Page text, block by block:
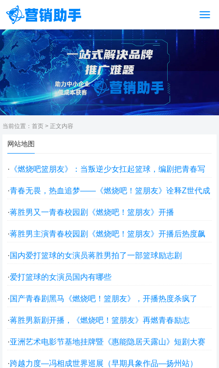
当前位置： 首页 > 正文内容
网站地图
· 《燃烧吧篮朋友》：当叛逆少女扛起篮球，编剧把青春写
·青春无畏，热血追梦——《燃烧吧！篮朋友》诠释Z世代成
·蒋胜男又一青春校园剧《燃烧吧！篮朋友》开播
·蒋胜男主演青春校园剧《燃烧吧！篮朋友》开播后热度飙
·国内爱打篮球的女演员蒋胜男拍了一部篮球励志剧
·爱打篮球的女演员国内有哪些
·国产青春剧黑马《燃烧吧！篮朋友》，开播热度杀疯了
·蒋胜男新剧开播，《燃烧吧！篮朋友》再燃青春励志
·亚洲艺术电影节基地挂牌暨《惠能隐居天露山》短剧大赛
·跨越力度—冯相成世界巡展（早期具象作品—扬州站）